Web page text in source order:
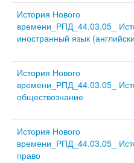
История Нового
времени_РПД_44.03.05_
иностранный язык
История Нового
времени_РПД_44.03.05_
обществознание
История Нового
времени_РПД_44.03.05_
право